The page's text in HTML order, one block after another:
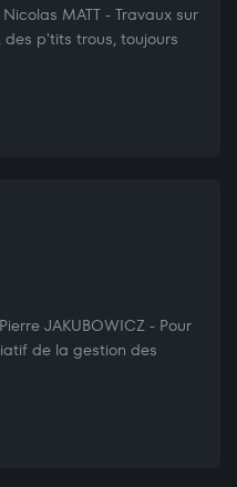
MATT - Travaux sur
p'tits trous, toujours
JAKUBOWICZ - Pour
de la gestion des